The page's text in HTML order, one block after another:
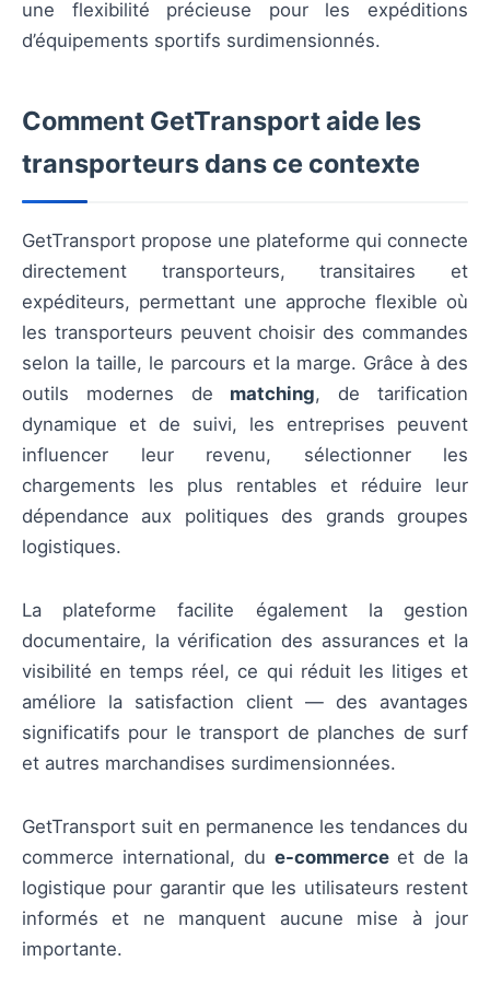
une flexibilité précieuse pour les expéditions
d’équipements sportifs surdimensionnés.
Comment GetTransport aide les
transporteurs dans ce contexte
GetTransport propose une plateforme qui connecte
directement transporteurs, transitaires et
expéditeurs, permettant une approche flexible où
les transporteurs peuvent choisir des commandes
selon la taille, le parcours et la marge. Grâce à des
outils modernes de matching, de tarification
dynamique et de suivi, les entreprises peuvent
influencer leur revenu, sélectionner les
chargements les plus rentables et réduire leur
dépendance aux politiques des grands groupes
logistiques.
La plateforme facilite également la gestion
documentaire, la vérification des assurances et la
visibilité en temps réel, ce qui réduit les litiges et
améliore la satisfaction client — des avantages
significatifs pour le transport de planches de surf
et autres marchandises surdimensionnées.
GetTransport suit en permanence les tendances du
commerce international, du e-commerceet de la
logistique pour garantir que les utilisateurs restent
informés et ne manquent aucune mise à jour
importante.